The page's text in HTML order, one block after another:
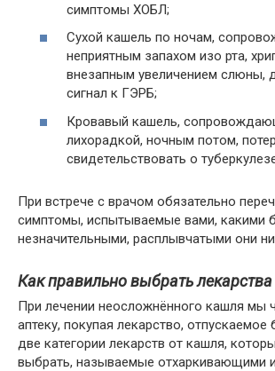
симптомы ХОБЛ;
Сухой кашель по ночам,
неприятным запахом изо рта,
внезапным увеличением слюны,
сигнал к ГЭРБ;
Кровавый кашель,
лихорадкой, ночным потом,
свидетельствовать о
При встрече с врачом обязательно
симптомы, испытываемые вами, какими
незначительными, расплывчатыми они ни
Как правильно выбрать
При лечении неосложнённого кашля мы
аптеку, покупая лекарство, отпускаемое
две категории лекарств от кашля,
выбрать, называемые отхаркивающими